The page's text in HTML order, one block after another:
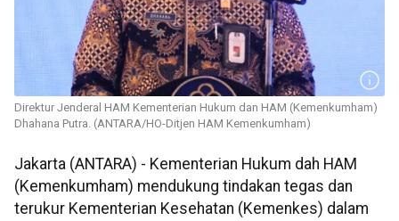
Direktur Jenderal HAM Kementerian Hukum dan HAM (Kemenkumham)
Dhahana Putra. (ANTARA/HO-Ditjen HAM Kemenkumham)
Jakarta (ANTARA) - Kementerian Hukum dah HAM
(Kemenkumham) mendukung tindakan tegas dan
terukur Kementerian Kesehatan (Kemenkes) dalam